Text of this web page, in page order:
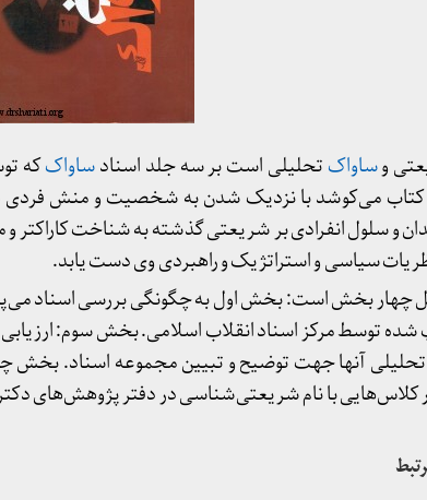
وساواک تحلیلی است بر سه جلد اسنادساواککه
می‌کوشد با نزدیک شدن به شخصیت و منش فردی
و سلول انفرادی بر شریعتی گذشته به شناخت
سیاسی و استراتژیک و راهبردی وی دست یابد.
چهار بخش است: بخش اول به چگونگی بررسی اسناد
توسط مرکز اسناد انقلاب اسلامی. بخش سوم: ارزیابی
تحلیلی آنها جهت توضیح و تبیین مجموعه اسناد.
با نام شریعتی‌شناسی در دفتر پژوهش‌های